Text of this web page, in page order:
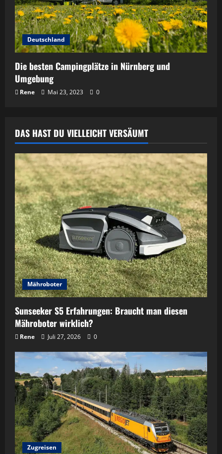
Deutschland
Die besten Campingplätze in Nürnberg und
Umgebung
Rene Mai 23, 2023 0
DAS HAST DU VIELLEICHT VERSÄUMT
Mähroboter
Sunseeker S5 Erfahrungen: Braucht man diesen
Mähroboter wirklich?
Rene Juli 27, 2026 0
Zugreisen